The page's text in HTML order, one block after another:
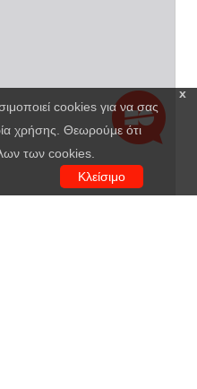
x
cookies για να σας
χρήσης. Θεωρούμε ότι
των cookies.
Κλείσιμο